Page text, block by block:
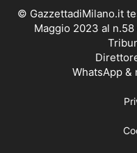
© GazzettadiMilano.it
Maggio 2023 al
WhatsApp &